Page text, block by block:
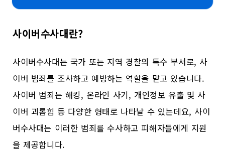
사이버수사대란?
사이버수사대는 국가 또는 지역 경찰의 특수 부서로, 사
이버 범죄를 조사하고 예방하는 역할을 맡고 있습니다.
사이버 범죄는 해킹, 온라인 사기, 개인정보 유출 및 사
이버 괴롭힘 등 다양한 형태로 나타날 수 있는데요, 사이
버수사대는 이러한 범죄를 수사하고 피해자들에게 지원
을 제공합니다.